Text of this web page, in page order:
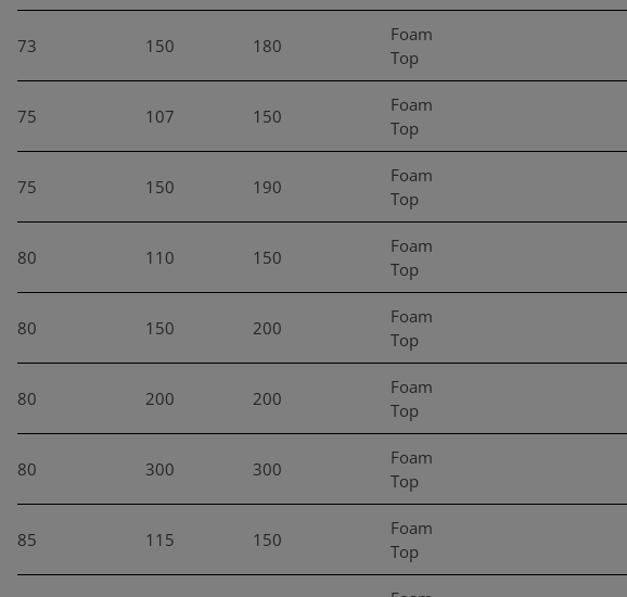
73 150 180
Foam
Top
75 107 150
Foam
Top
75 150 190
Foam
Top
80 110 150
Foam
Top
80 150 200
Foam
Top
80 200 200
Foam
Top
80 300 300
Foam
Top
85 115 150
Foam
Top